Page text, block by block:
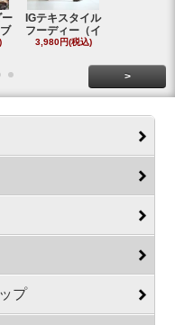
IGテキスタイル
フーディー（イ
3,980円(税込)
>
プ